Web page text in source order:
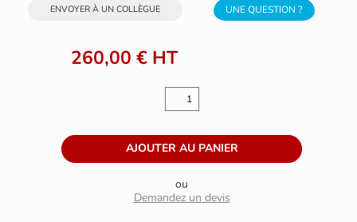
UNE QUESTION ?
ENVOYER À UN COLLÈGUE
260,00 € HT
ou
Demandez un devis